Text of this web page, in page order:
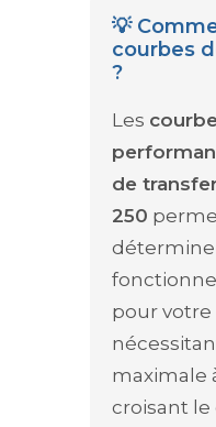
💡
courbes
?
Les
de
250
pour
maximale
croisant